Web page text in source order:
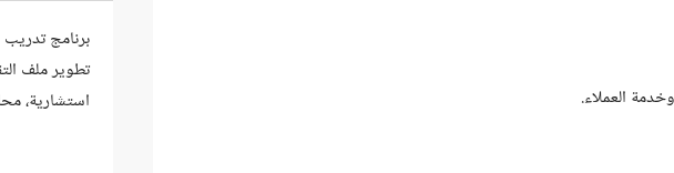
برنامج
تطوير ملف
استشارية،